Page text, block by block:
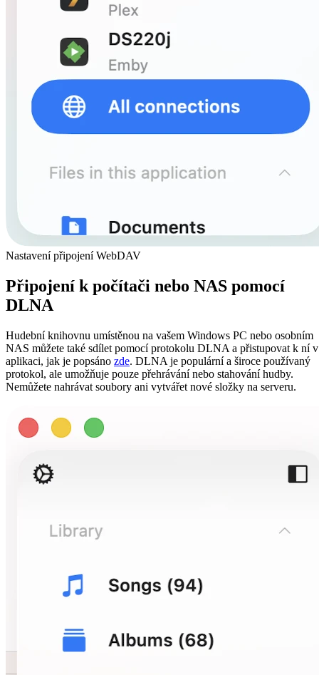
Nastavení připojení WebDAV
Připojení k počítači nebo NAS pomocí
DLNA
Hudební knihovnu umístěnou na vašem Windows PC nebo osobním
NAS můžete také sdílet pomocí protokolu DLNA a přistupovat k ní v
aplikaci, jak je popsáno zde. DLNA je populární a široce používaný
protokol, ale umožňuje pouze přehrávání nebo stahování hudby.
Nemůžete nahrávat soubory ani vytvářet nové složky na serveru.